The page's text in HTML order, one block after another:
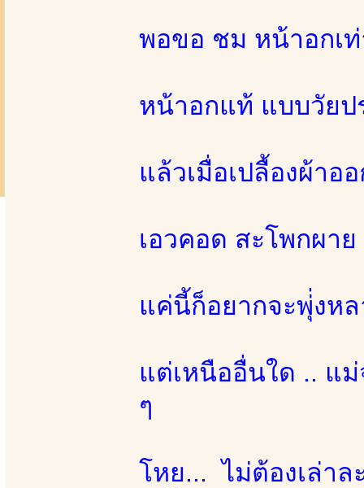
พอขอ ชม หน้าอกเ
หน้าอกแท้ แบบวัยป
แล้วเมื่อเปลื้องผ้า
เอวคอด สะโพกผา
แค่นี้ก็อยากจะพุ่่งห
แต่เหนืออื่นใด .. แ
ๆ
โหย... ไม่ต้องเล่า